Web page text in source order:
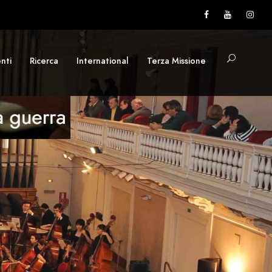
Ricerca International Terza Missione